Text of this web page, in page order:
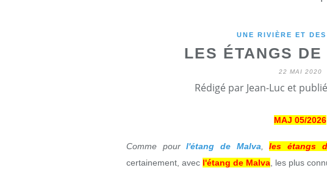
UNE RIVIÈRE ET
LES ÉTANGS
22 MAI 2020
Rédigé par Jean-Luc et
MAJ 05/2026
Comme pourl'étang de Malva ,les étangs
certainement, avec l'étang de Malva , les plus